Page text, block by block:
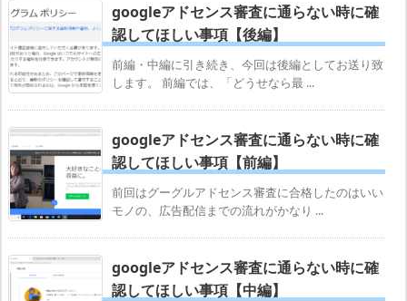
googleアドセンス審査に通らない時に確
認してほしい事項【後編】
前編・中編に引き続き、今回は後編としてお送り致
します。 前編では、「どうせなら最 ...
googleアドセンス審査に通らない時に確
認してほしい事項【前編】
前回はグーグルアドセンス審査に合格したのはいい
モノの、広告配信までの流れがかなり ...
googleアドセンス審査に通らない時に確
認してほしい事項【中編】